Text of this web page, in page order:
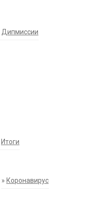
Дипмиссии
Итоги
» Коронавирус